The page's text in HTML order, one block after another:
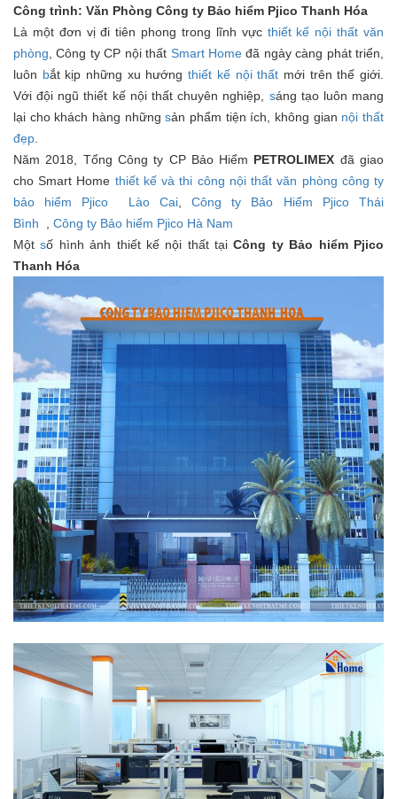
Công trình: Văn Phòng Công ty Bảo hiểm Pjico Thanh Hóa
Là một đơn vị đi tiên phong trong lĩnh vựcthiết kế nội thất văn
phòng , Công ty CP nội thất Smart Homeđã ngày càng phát triển,
luôn bắt kịp những xu hướng thiết kế nội thất mới trên thế giới.
Với đội ngũ thiết kế nội thất chuyên nghiệp, sáng tạo luôn mang
lại cho khách hàng nhữngsản phẩm tiện ích, không gian nội thất
đẹp
Năm 2018, Tổng Công ty CP Bảo Hiểm PETROLIMEX đã giao
cho Smart Home thiết kế và thi công nội thất văn phòng công ty
bảo hiểm Pjico Lào Cai,Công ty Bảo Hiểm Pjico Thái
Bình
Công ty Bảo hiểm Pjico Hà Nam
Mộtsố hình ảnh thiết kế nội thất tạiCông ty Bảo hiểm Pjico
Thanh Hóa